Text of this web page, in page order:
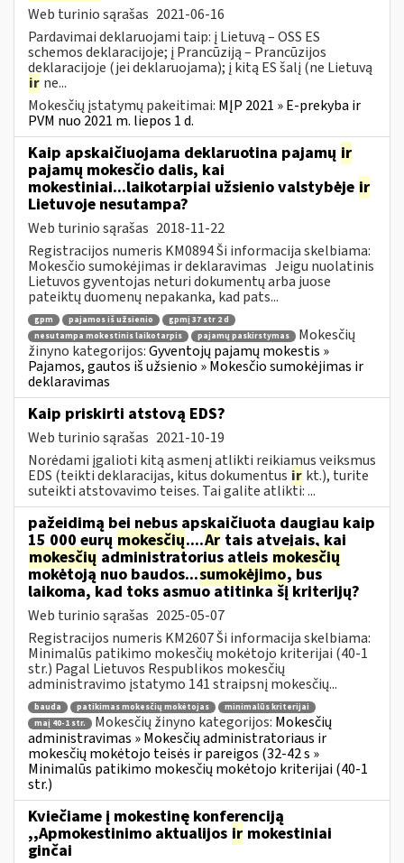
Web turinio sąrašas 2021-06-16
Pardavimai deklaruojami taip: į Lietuvą – OSS ES
schemos deklaracijoje; į Prancūziją – Prancūzijos
deklaracijoje (jei deklaruojama); į kitą ES šalį (ne Lietuvą
ir ne...
Mokesčių įstatymų pakeitimai: MĮP 2021 » E-prekyba ir
PVM nuo 2021 m. liepos 1 d.
Kaip apskaičiuojama deklaruotina pajamų ir
pajamų mokesčio dalis, kai
mokestiniai...laikotarpiai užsienio valstybėje ir
Lietuvoje nesutampa?
Web turinio sąrašas 2018-11-22
Registracijos numeris KM0894 Ši informacija skelbiama:
Mokesčio sumokėjimas ir deklaravimas Jeigu nuolatinis
Lietuvos gyventojas neturi dokumentų arba juose
pateiktų duomenų nepakanka, kad pats...
gpm pajamos iš užsienio
gpmį 37 str 2 d
nesutampa mokestinis laikotarpis
pajamų paskirstymas
Mokesčių
žinyno kategorijos:Gyventojų pajamų mokestis »
Pajamos, gautos iš užsienio » Mokesčio sumokėjimas ir
deklaravimas
Kaip priskirti atstovą EDS?
Web turinio sąrašas 2021-10-19
Norėdami įgalioti kitą asmenį atlikti reikiamus veiksmus
EDS (teikti deklaracijas, kitus dokumentus ir kt.), turite
suteikti atstovavimo teises. Tai galite atlikti: ...
pažeidimą bei nebus apskaičiuota daugiau kaip
15 000 eurų mokesčių....Ar tais atvejais, kai
mokesčių administratorius atleis mokesčių
mokėtoją nuo baudos...sumokėjimo, bus
laikoma, kad toks asmuo atitinka šį kriterijų?
Web turinio sąrašas 2025-05-07
Registracijos numeris KM2607 Ši informacija skelbiama:
Minimalūs patikimo mokesčių mokėtojo kriterijai (40-1
str.) Pagal Lietuvos Respublikos mokesčių
administravimo įstatymo 141 straipsnį mokesčių...
bauda patikimas mokesčių mokėtojas
minimalūs kriterijai
maį 40-1 str.
Mokesčių žinyno kategorijos: Mokesčių
administravimas » Mokesčių administratoriaus ir
mokesčių mokėtojo teisės ir pareigos (32-42 s »
Minimalūs patikimo mokesčių mokėtojo kriterijai (40-1
str.)
Kviečiame į mokestinę konferenciją
,,Apmokestinimo aktualijos ir mokestiniai
ginčai